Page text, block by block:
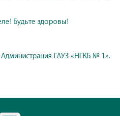
Будьте здоровы!
ГАУЗ «НГКБ № 1».